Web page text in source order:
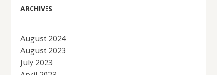
ARCHIVES
August 2024
August 2023
July 2023